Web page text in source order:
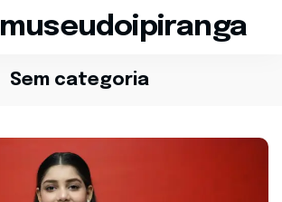
museudoipiranga
Sem categoria